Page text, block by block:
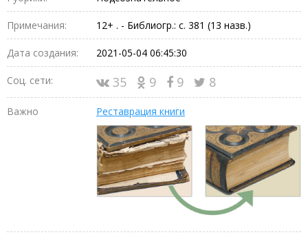
Примечания: 12+ . - Библиогр.: с. 381 (13 назв.)
Дата создания: 2021-05-04 06:45:30
Соц. сети: 35 9 9 8
Важно Реставрация книги